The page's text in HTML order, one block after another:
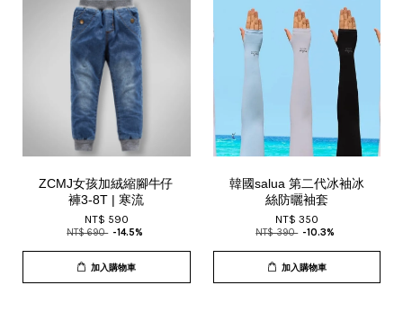
ZCMJ女孩加絨縮腳牛仔
褲3-8T | 寒流
NT$ 590
NT$ 690 -14.5%
加入購物車
韓國salua 第二代冰袖冰
絲防曬袖套️️️
NT$ 350
NT$ 390 -10.3%
加入購物車